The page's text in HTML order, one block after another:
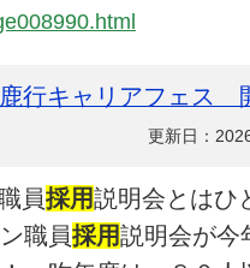
行キャリアフェス
更新日：
員採用説明会とはひ
職員採用説明会が今